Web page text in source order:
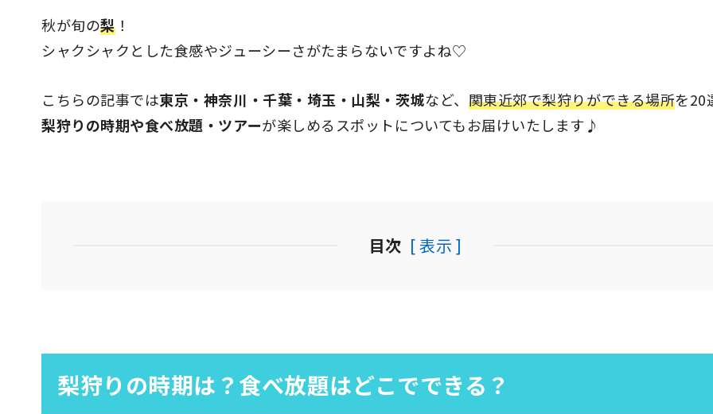
秋が旬の梨！
シャクシャクとした食感やジューシーさがたまらないですよね♡
こちらの記事では東京・神奈川・千葉・埼玉・山梨・茨城など、 関東近郊で梨狩りができる場所を20
梨狩りの時期や食べ放題・ツアーが楽しめるスポットについてもお届けいたします♪
目次 [ 表示 ]
梨狩りの時期は？食べ放題はどこでできる？